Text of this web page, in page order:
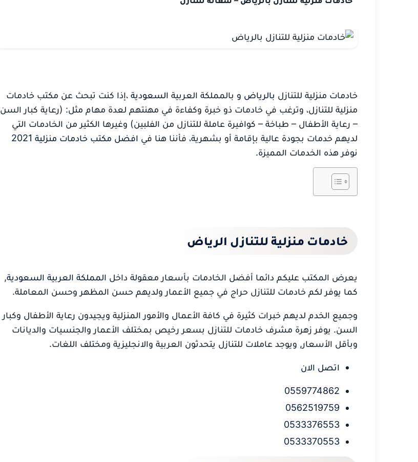
خادمات منزلية للتنازل بالرياض و بالمملكة العربية السعودية ،إذا كنت تبحث عن مكتب خادمات
منزلية للتنازل، وترغب في خادمات ذو خبرة وكفاءة في مهنتهم لعدة مهام مثل: (رعاية كبار السن
– رعاية الأطفال – طباخة – كوافيرة عاملة للتنازل من الفلبين) وغيرها الكثير من الخادمات التي
لديهم خدمات بجودة عالية بإقامة أو بشهرية، فأننا هنا في افضل مكتب خادمات منزلية 2021
نوفر هذه الخدمات المميزة.
خادمات منزلية للتنازل الرياض
يعرض المكتب عليكم دائما أفضل الخادمات بأسعار معقولة داخل المملكة العربية السعودية,
كما يوفر لكم خادمات للتنازل حراج في جميع الأعمار ولديهم حسن المظهر وحسن المعاملة.
وجميع الخدم لديهم خبرات كثيرة في كافة الأعمال والأمور المنزلية ويجيدون رعاية الأطفال وكبار
السن. يوفر زهرة مشرف خادمات للتنازل بسعر رخيص بمختلف الأعمار والجنسيات والديانات
وبأقل الأسعار, ويوجد عاملات للتنازل يتحدثون العربية والانجليزية ومختلف اللغات.
اتصل الان
0559774862
0562519759
0533376553
0533370553